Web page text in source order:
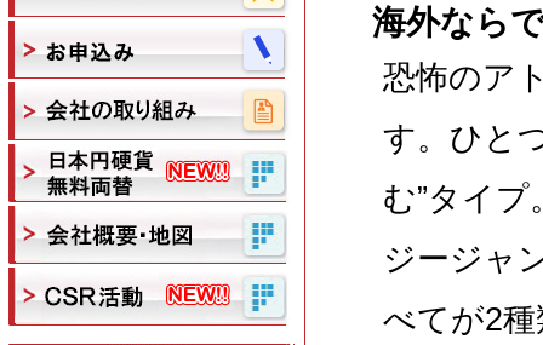
海外なら
恐怖のア
す。ひと
む”タイ
ジージャ
べてが2